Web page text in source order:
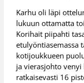
Karhu oli läpi
lukuun ottamatta
Korihait piipahti
etulyöntiasemassa
kotijoukkueen
ja vierasjohto
ratkaisevasti 16